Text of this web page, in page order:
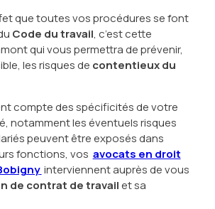
que toutes vos procédures se font
Code du travail, c’est cette
qui vous permettra de prévenir,
les risques de contentieux du
compte des spécificités de votre
notamment les éventuels risques
peuvent être exposés dans
fonctions, vos avocats en droit
interviennent auprès de vous
de contrat de travailet sa